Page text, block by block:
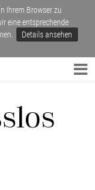
Ihrem Browser zu
eine entsprechende
Details ansehen